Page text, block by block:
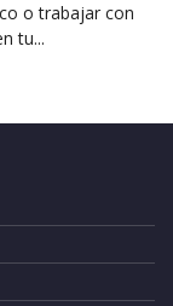
o trabajar con
tu...